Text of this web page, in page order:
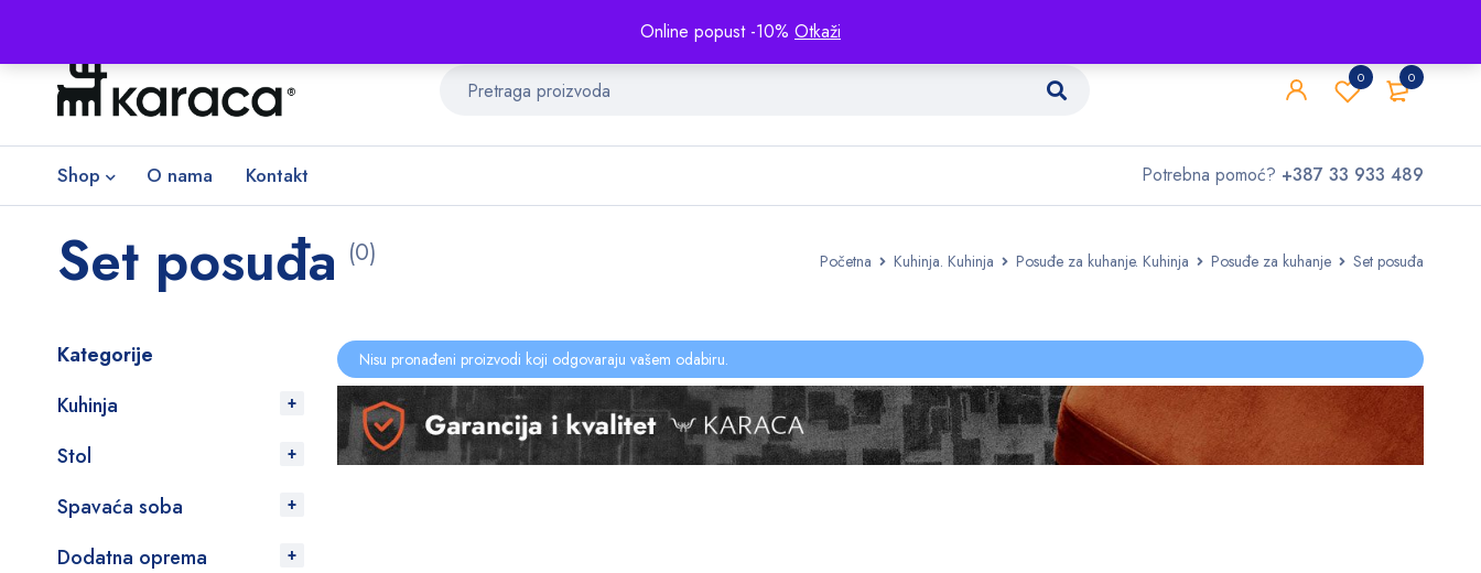
Online popust -10% Otkaži
0
0
Shop O nama Kontakt Potrebna pomoć? +387 33 933 489
Početna Kuhinja. Kuhinja Posuđe za kuhanje. Kuhinja Posuđe za kuhanje Set posuđa
Set posuđa (0)
Kategorije
Kuhinja
Stol
Spavaća soba
Dodatna oprema
Nisu pronađeni proizvodi koji odgovaraju vašem odabiru.